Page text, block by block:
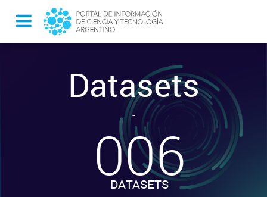
Datasets
-
006
DATASETS